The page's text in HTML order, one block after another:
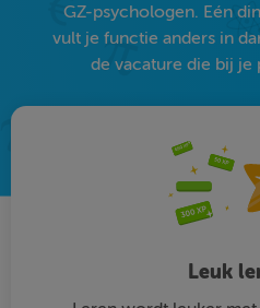
GZ-psychologen. Eén
vult je functie anders in
de vacature die bij je
Leuk